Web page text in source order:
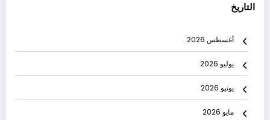
التاريخ
أغسطس 2026
يوليو 2026
يونيو 2026
مايو 2026